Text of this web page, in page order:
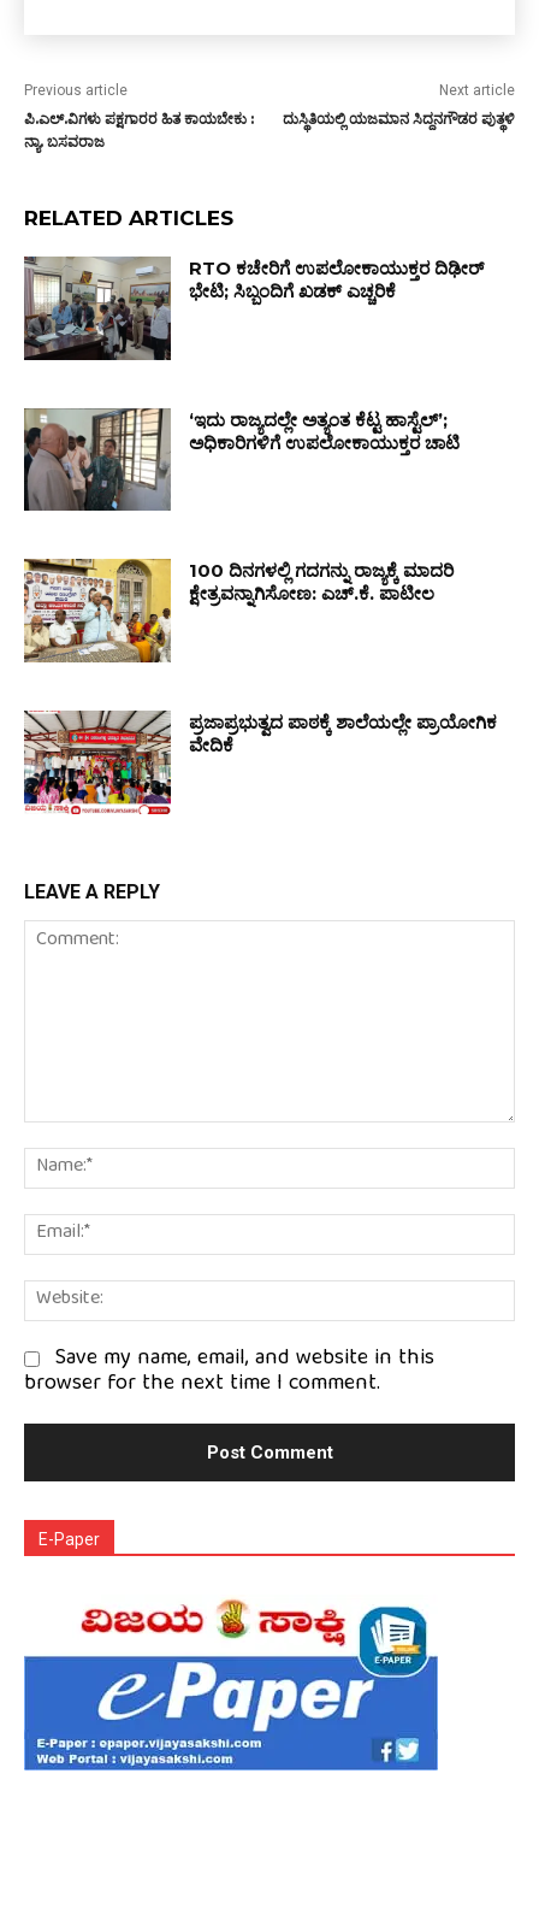
Previous article
ಪಿ.ಎಲ್.ವಿಗಳು ಪಕ್ಷಗಾರರ ಹಿತ ಕಾಯಬೇಕು :
ನ್ಯಾ. ಬಸವರಾಜ
Next article
ದುಸ್ಥಿತಿಯಲ್ಲಿ ಯಜಮಾನ ಸಿದ್ದನಗೌಡರ ಪುತ್ಥಳಿ
RELATED ARTICLES
RTO ಕಚೇರಿಗೆ ಉಪಲೋಕಾಯುಕ್ತರ ದಿಢೀರ್
ಭೇಟಿ; ಸಿಬ್ಬಂದಿಗೆ ಖಡಕ್ ಎಚ್ಚರಿಕೆ
‘ಇದು ರಾಜ್ಯದಲ್ಲೇ ಅತ್ಯಂತ ಕೆಟ್ಟ ಹಾಸ್ಟೆಲ್’;
ಅಧಿಕಾರಿಗಳಿಗೆ ಉಪಲೋಕಾಯುಕ್ತರ ಚಾಟಿ
100 ದಿನಗಳಲ್ಲಿ ಗದಗನ್ನು ರಾಜ್ಯಕ್ಕೆ ಮಾದರಿ
ಕ್ಷೇತ್ರವನ್ನಾಗಿಸೋಣ: ಎಚ್.ಕೆ. ಪಾಟೀಲ
ಪ್ರಜಾಪ್ರಭುತ್ವದ ಪಾಠಕ್ಕೆ ಶಾಲೆಯಲ್ಲೇ ಪ್ರಾಯೋಗಿಕ
ವೇದಿಕೆ
LEAVE A REPLY
Comment:
Save my name, email, and website in this
browser for the next time I comment.
E-Paper